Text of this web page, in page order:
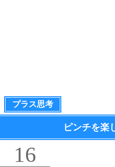
プラス思考
ピンチを楽
16